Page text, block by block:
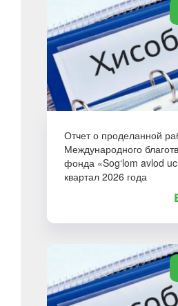
Отчет о проделанной
Международного
фонда «Sog‘lom avlod
квартал 2026 года